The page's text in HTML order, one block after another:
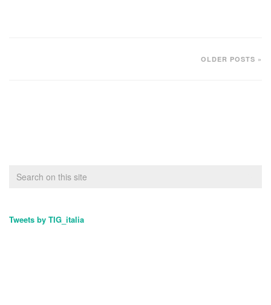
OLDER POSTS »
Tweets by TIG_italia